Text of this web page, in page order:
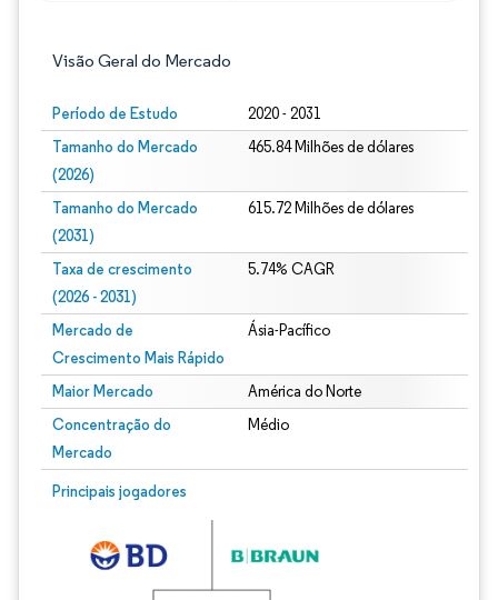
Visão Geral do Mercado
Período de Estudo 2020 - 2031
Tamanho do Mercado
(2026)
465.84 Milhões de dólares
Tamanho do Mercado
(2031)
615.72 Milhões de dólares
Taxa de crescimento
(2026 - 2031)
5.74% CAGR
Mercado de
Crescimento Mais Rápido
Ásia-Pacífico
Maior Mercado América do Norte
Concentração do
Mercado
Médio
Principais jogadores
Imagem © Mordor Intelligence. O reuso requer atribuição conforme CC BY 4.0.